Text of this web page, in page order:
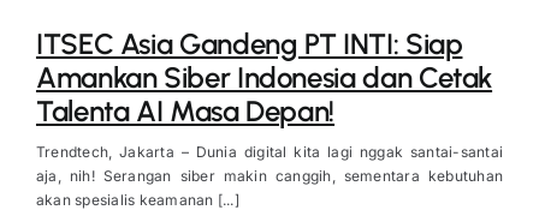
ITSEC Asia Gandeng PT INTI: Siap
Amankan Siber Indonesia dan Cetak
Talenta AI Masa Depan!
Trendtech, Jakarta – Dunia digital kita lagi nggak santai-santai
aja, nih! Serangan siber makin canggih, sementara kebutuhan
akan spesialis keamanan [...]